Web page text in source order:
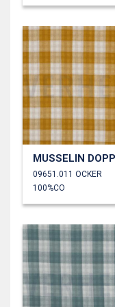
09651.011 OCKER
100%CO